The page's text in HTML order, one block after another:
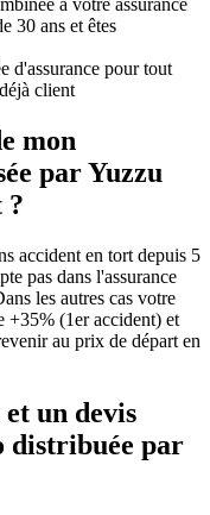
à votre assurance
30 ans et êtes
d'assurance pour tout
client
mon
par Yuzzu
?
accident en tort depuis 5
pas dans l'assurance
les autres cas votre
+35% (1er accident) et
au prix de départ en
un devis
distribuée par